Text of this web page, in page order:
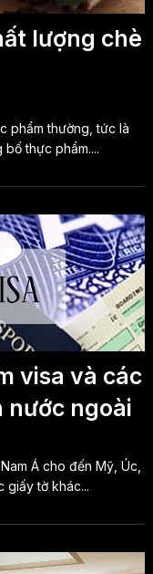
lượng chè
phẩm thường, tức là
thực phẩm....
visa và các
nước ngoài
Á cho đến Mỹ, Úc,
giấy tờ khác...